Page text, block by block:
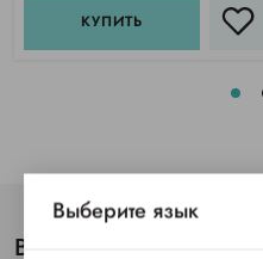
КУПИТЬ
Вы просматривали
Выберите язык